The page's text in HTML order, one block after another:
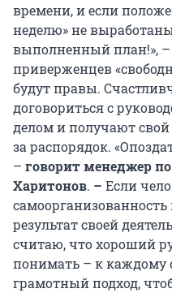
времени, и если
неделю» не
выполненный план!»,
приверженцев
будут правы.
договориться с
делом и получают свой
за распорядок.
– говорит менеджер
Харитонов. – Если
самоорганизованность
результат своей
считаю, что хороший
понимать – к каждому
грамотный подход,